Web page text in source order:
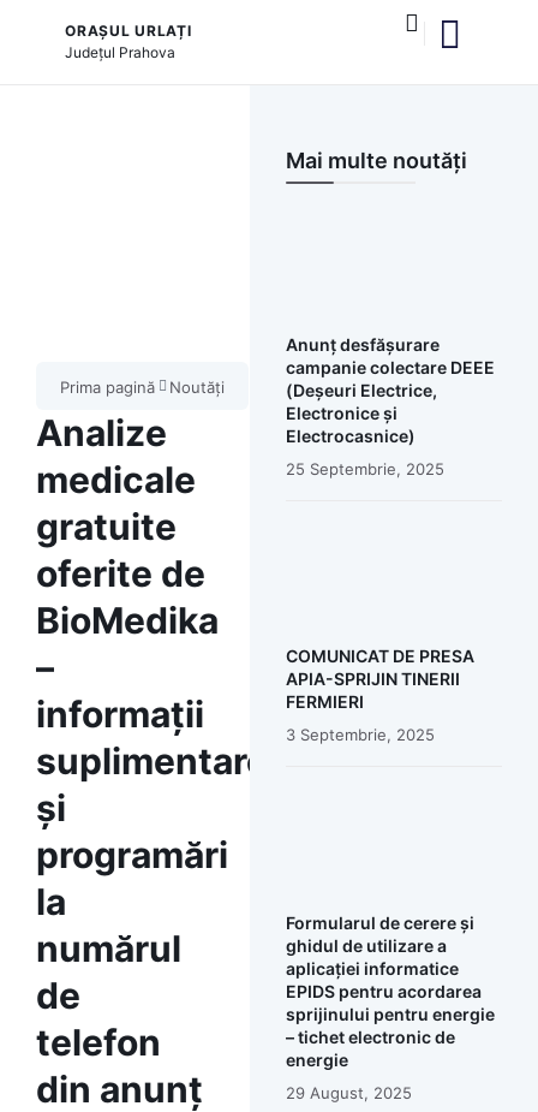
ORAȘUL URLAȚI
Județul Prahova
Prima pagină Noutăți
Analize
medicale
gratuite
oferite de
BioMedika
–
informații
suplimentare
și
programări
la
numărul
de
telefon
din anunț
Mai multe noutăți
Anunț desfășurare
campanie colectare DEEE
(Deșeuri Electrice,
Electronice și
Electrocasnice)
25 Septembrie, 2025
COMUNICAT DE PRESA
APIA-SPRIJIN TINERII
FERMIERI
3 Septembrie, 2025
Formularul de cerere și
ghidul de utilizare a
aplicației informatice
EPIDS pentru acordarea
sprijinului pentru energie
– tichet electronic de
energie
29 August, 2025